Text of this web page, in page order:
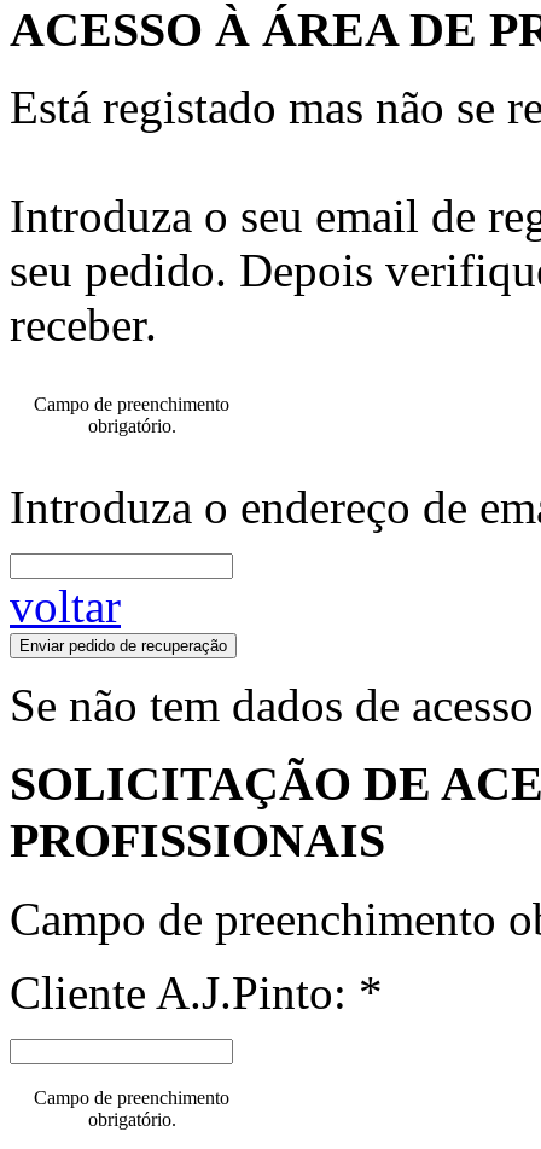
ACESSO À ÁREA DE
Está registado mas não se
Introduza o seu email de
seu pedido. Depois
receber.
Campo de preenchimento
obrigatório.
Introduza o endereço de
voltar
Enviar pedido de recuperação
Se não tem dados de
SOLICITAÇÃO DE
PROFISSIONAIS
Campo de preenchimento
Cliente A.J.Pinto: *
Campo de preenchimento
obrigatório.